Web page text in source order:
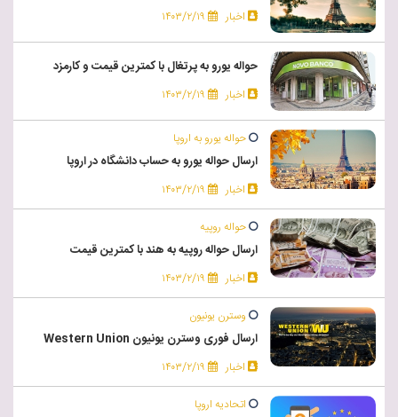
اخبار ۱۴۰۳/۲/۱۹
حواله یورو به پرتغال با کمترین قیمت و کارمزد
اخبار ۱۴۰۳/۲/۱۹
حواله یورو به اروپا
ارسال حواله یورو به حساب دانشگاه در اروپا
اخبار ۱۴۰۳/۲/۱۹
حواله روپیه
ارسال حواله روپیه به هند با کمترین قیمت
اخبار ۱۴۰۳/۲/۱۹
وسترن یونیون
ارسال فوری وسترن یونیون Western Union
اخبار ۱۴۰۳/۲/۱۹
اتحادیه اروپا